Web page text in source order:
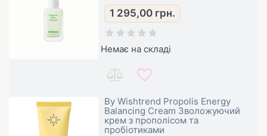
1 295,00 грн.
Немає на складі
By Wishtrend Propolis Energy
Balancing Cream Зволожуючий
крем з прополісом та
пробіотиками